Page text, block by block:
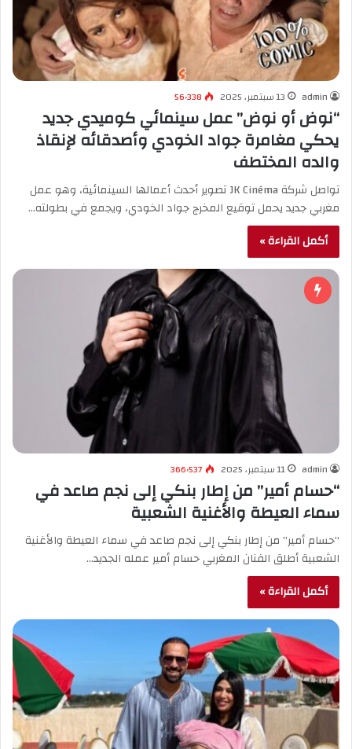
admin 13 سبتمبر، 2025 56٬338
“نوض أو نوض” عمل سينمائي كوميدي جديد
يحكي مغامرة جواد الخودي وأصدقائه لإنقاذ
والده المختطف
تواصل شركة JK Cinéma تصوير أحدث أعمالها السينمائية، وهو عمل
مغربي جديد يحمل توقيع المخرج جواد الخودي، ويجمع في بطولته…
أكمل القراءة »
admin 11 سبتمبر، 2025 366٬537
“حسام أمير” من إطار بنكي إلى نجم صاعد في
سماء العيطة والأغنية الشعبية
“حسام أمير” من إطار بنكي إلى نجم صاعد في سماء العيطة والأغنية
الشعبية أطلق الفنان المغربي حسام أمير عمله الجديد…
أكمل القراءة »